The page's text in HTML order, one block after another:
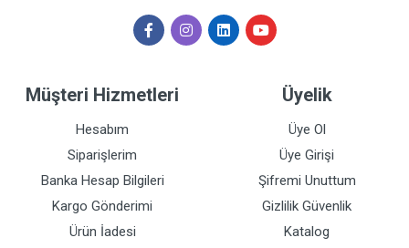
Müşteri Hizmetleri
Hesabım
Siparişlerim
Banka Hesap Bilgileri
Kargo Gönderimi
Ürün İadesi
Üyelik
Üye Ol
Üye Girişi
Şifremi Unuttum
Gizlilik Güvenlik
Katalog